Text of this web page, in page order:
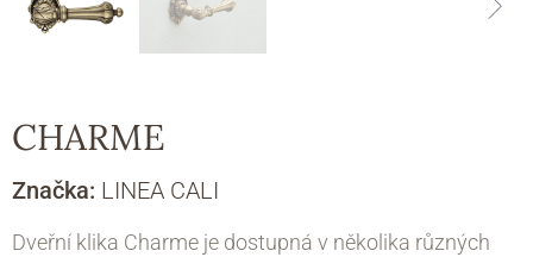
CHARME
Značka: LINEA CALI
Dveřní klika Charme je dostupná v několika různých